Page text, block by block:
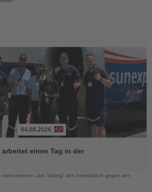
04.08.2026
einen Tag in der
internen „Job Tasting“ den Schreibtisch gegen den